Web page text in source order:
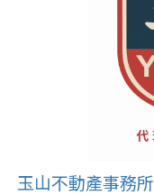
玉山不動產事務所